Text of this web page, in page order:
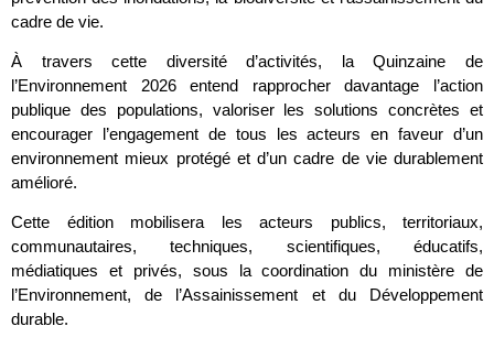
cadre de vie.
À travers cette diversité d’activités, la Quinzaine de
l’Environnement 2026 entend rapprocher davantage l’action
publique des populations, valoriser les solutions concrètes et
encourager l’engagement de tous les acteurs en faveur d’un
environnement mieux protégé et d’un cadre de vie durablement
amélioré.
Cette édition mobilisera les acteurs publics, territoriaux,
communautaires, techniques, scientifiques, éducatifs,
médiatiques et privés, sous la coordination du ministère de
l’Environnement, de l’Assainissement et du Développement
durable.